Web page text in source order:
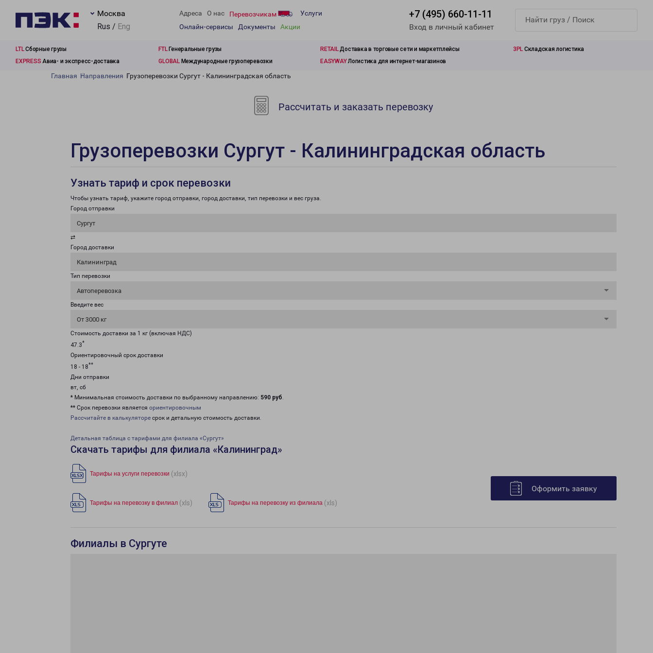
Москва
Rus / Eng
Адреса О нас Перевозчикам
Услуги
Онлайн-сервисы
Документы Акции
+7 (495) 660-11-11
Вход в личный кабинет
LTLСборные грузы FTLГенеральные грузы RETAILДоставка в торговые сети и маркетплейсы 3PL Складская логистика
EXPRESS Авиа- и экспресс-доставка GLOBALМеждународные грузоперевозки EASYWAYЛогистика для интернет-магазинов
Главная Направления Грузоперевозки Сургут - Калининградская область
Рассчитать и заказать перевозку
Грузоперевозки Сургут - Калининградская область
Узнать тариф и срок перевозки
Чтобы узнать тариф, укажите город отправки, город доставки, тип перевозки и вес груза.
Город отправки
Сургут
⇄
Город доставки
Калининград
Тип перевозки
Автоперевозка
Введите вес
От 3000 кг
Стоимость доставки за 1 кг (включая НДС)
47.3*
Ориентировочный срок доставки
18 - 18**
Дни отправки
вт, сб
* Минимальная стоимость доставки по выбранному направлению: 590 руб.
** Срок перевозки является ориентировочным
Рассчитайте в калькуляторе срок и детальную стоимость доставки.
Детальная таблица с тарифами для филиала «Сургут»
Скачать тарифы для филиала «Калининград»
Тарифы на услуги перевозки (xlsx)
Тарифы на перевозку в филиал (xls) Тарифы на перевозку из филиала (xls)
Оформить заявку
Филиалы в Сургуте